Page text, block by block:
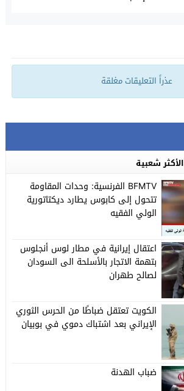
عذراً التعليقات مغلقة
الأكثر شعبية
BFMTV الفرنسية: وحدات المقاومة
تتحول إلى كابوس يطارد ديكتاتورية
الولي الفقيه
اعتقال إيرانية في مطار لوس أنجلوس
بتهمة الاتجار بالأسلحة الى السودان
لصالح طهران
الكويت تعتقل ضباطًا من الحرس الثوري
الإيراني بعد اشتباك دموي في بوبيان
ضباب الهدنة